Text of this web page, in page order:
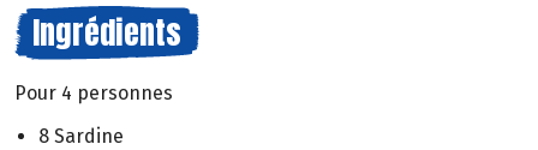
Ingrédients
Pour 4 personnes
8 Sardine